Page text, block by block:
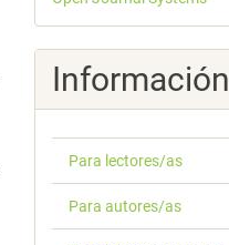
por
Información
Para lectores/as
Para autores/as